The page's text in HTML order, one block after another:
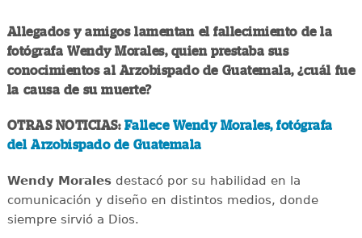
Allegados y amigos lamentan el fallecimiento de la
fotógrafa Wendy Morales, quien prestaba sus
conocimientos al Arzobispado de Guatemala, ¿cuál fue
la causa de su muerte?
OTRAS NOTICIAS: Fallece Wendy Morales, fotógrafa
del Arzobispado de Guatemala
Wendy Moralesdestacó por su habilidad en la
comunicación y diseño en distintos medios, donde
siempre sirvió a Dios.